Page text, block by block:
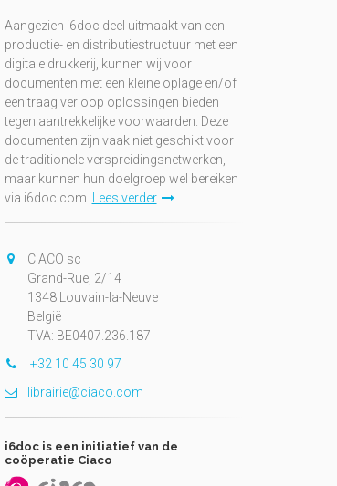
Aangezien i6doc deel uitmaakt van een
productie- en distributiestructuur met een
digitale drukkerij, kunnen wij voor
documenten met een kleine oplage en/of
een traag verloop oplossingen bieden
tegen aantrekkelijke voorwaarden. Deze
documenten zijn vaak niet geschikt voor
de traditionele verspreidingsnetwerken,
maar kunnen hun doelgroep wel bereiken
via i6doc.com. Lees verder
CIACO sc
Grand-Rue, 2/14
1348 Louvain-la-Neuve
België
TVA: BE0407.236.187
+32 10 45 30 97
librairie@ciaco.com
i6doc is een initiatief van de
coöperatie Ciaco